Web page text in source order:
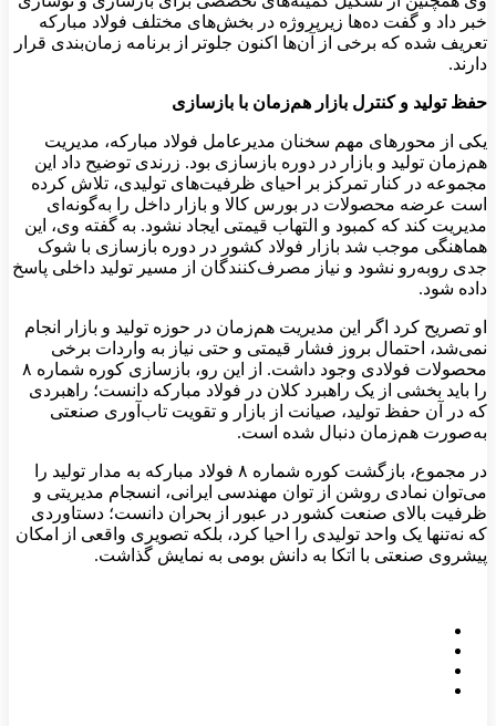
خبر داد و گفت ده‌ها زیرپروژه در بخش‌های مختلف فولاد مبارکه
تعریف شده که برخی از آن‌ها اکنون جلوتر از برنامه زمان‌بندی قرار
دارند.
حفظ تولید و کنترل بازار هم‌زمان با بازسازی
یکی از محورهای مهم سخنان مدیرعامل فولاد مبارکه، مدیریت
هم‌زمان تولید و بازار در دوره بازسازی بود. زرندی توضیح داد این
مجموعه در کنار تمرکز بر احیای ظرفیت‌های تولیدی، تلاش کرده
است عرضه محصولات در بورس کالا و بازار داخل را به‌گونه‌ای
مدیریت کند که کمبود و التهاب قیمتی ایجاد نشود. به گفته وی، این
هماهنگی موجب شد بازار فولاد کشور در دوره بازسازی با شوک
جدی روبه‌رو نشود و نیاز مصرف‌کنندگان از مسیر تولید داخلی پاسخ
داده شود.
او تصریح کرد اگر این مدیریت هم‌زمان در حوزه تولید و بازار انجام
نمی‌شد، احتمال بروز فشار قیمتی و حتی نیاز به واردات برخی
محصولات فولادی وجود داشت. از این رو، بازسازی کوره شماره ۸
را باید بخشی از یک راهبرد کلان در فولاد مبارکه دانست؛ راهبردی
که در آن حفظ تولید، صیانت از بازار و تقویت تاب‌آوری صنعتی
به‌صورت هم‌زمان دنبال شده است.
در مجموع، بازگشت کوره شماره ۸ فولاد مبارکه به مدار تولید را
می‌توان نمادی روشن از توان مهندسی ایرانی، انسجام مدیریتی و
ظرفیت بالای صنعت کشور در عبور از بحران دانست؛ دستاوردی
که نه‌تنها یک واحد تولیدی را احیا کرد، بلکه تصویری واقعی از امکان
پیشروی صنعتی با اتکا به دانش بومی به نمایش گذاشت.